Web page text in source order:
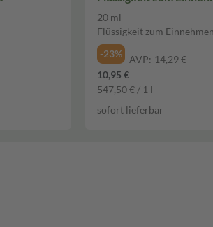
20 ml
Flüssigkeit zum Einnehmen
-23%
AVP: 14,29 €
10,95 €
547,50 € / 1 l
sofort lieferbar